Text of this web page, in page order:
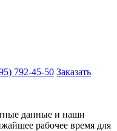
792-45-50 Заказать
данные и наши
рабочее время для